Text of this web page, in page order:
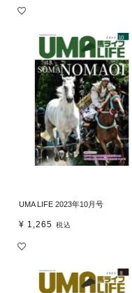
UMA LIFE 2023年10月号
¥ 1,265 税込